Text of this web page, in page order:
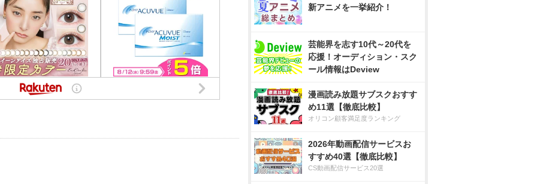
新アニメを一挙紹介！
芸能界を志す10代～20代を
応援！オーディション・スク
ール情報はDeview
漫画読み放題サブスクおすす
め11選【徹底比較】
オリコン顧客満足度ランキング
2026年動画配信サービスお
すすめ40選【徹底比較】
CS動画配信サービス20選